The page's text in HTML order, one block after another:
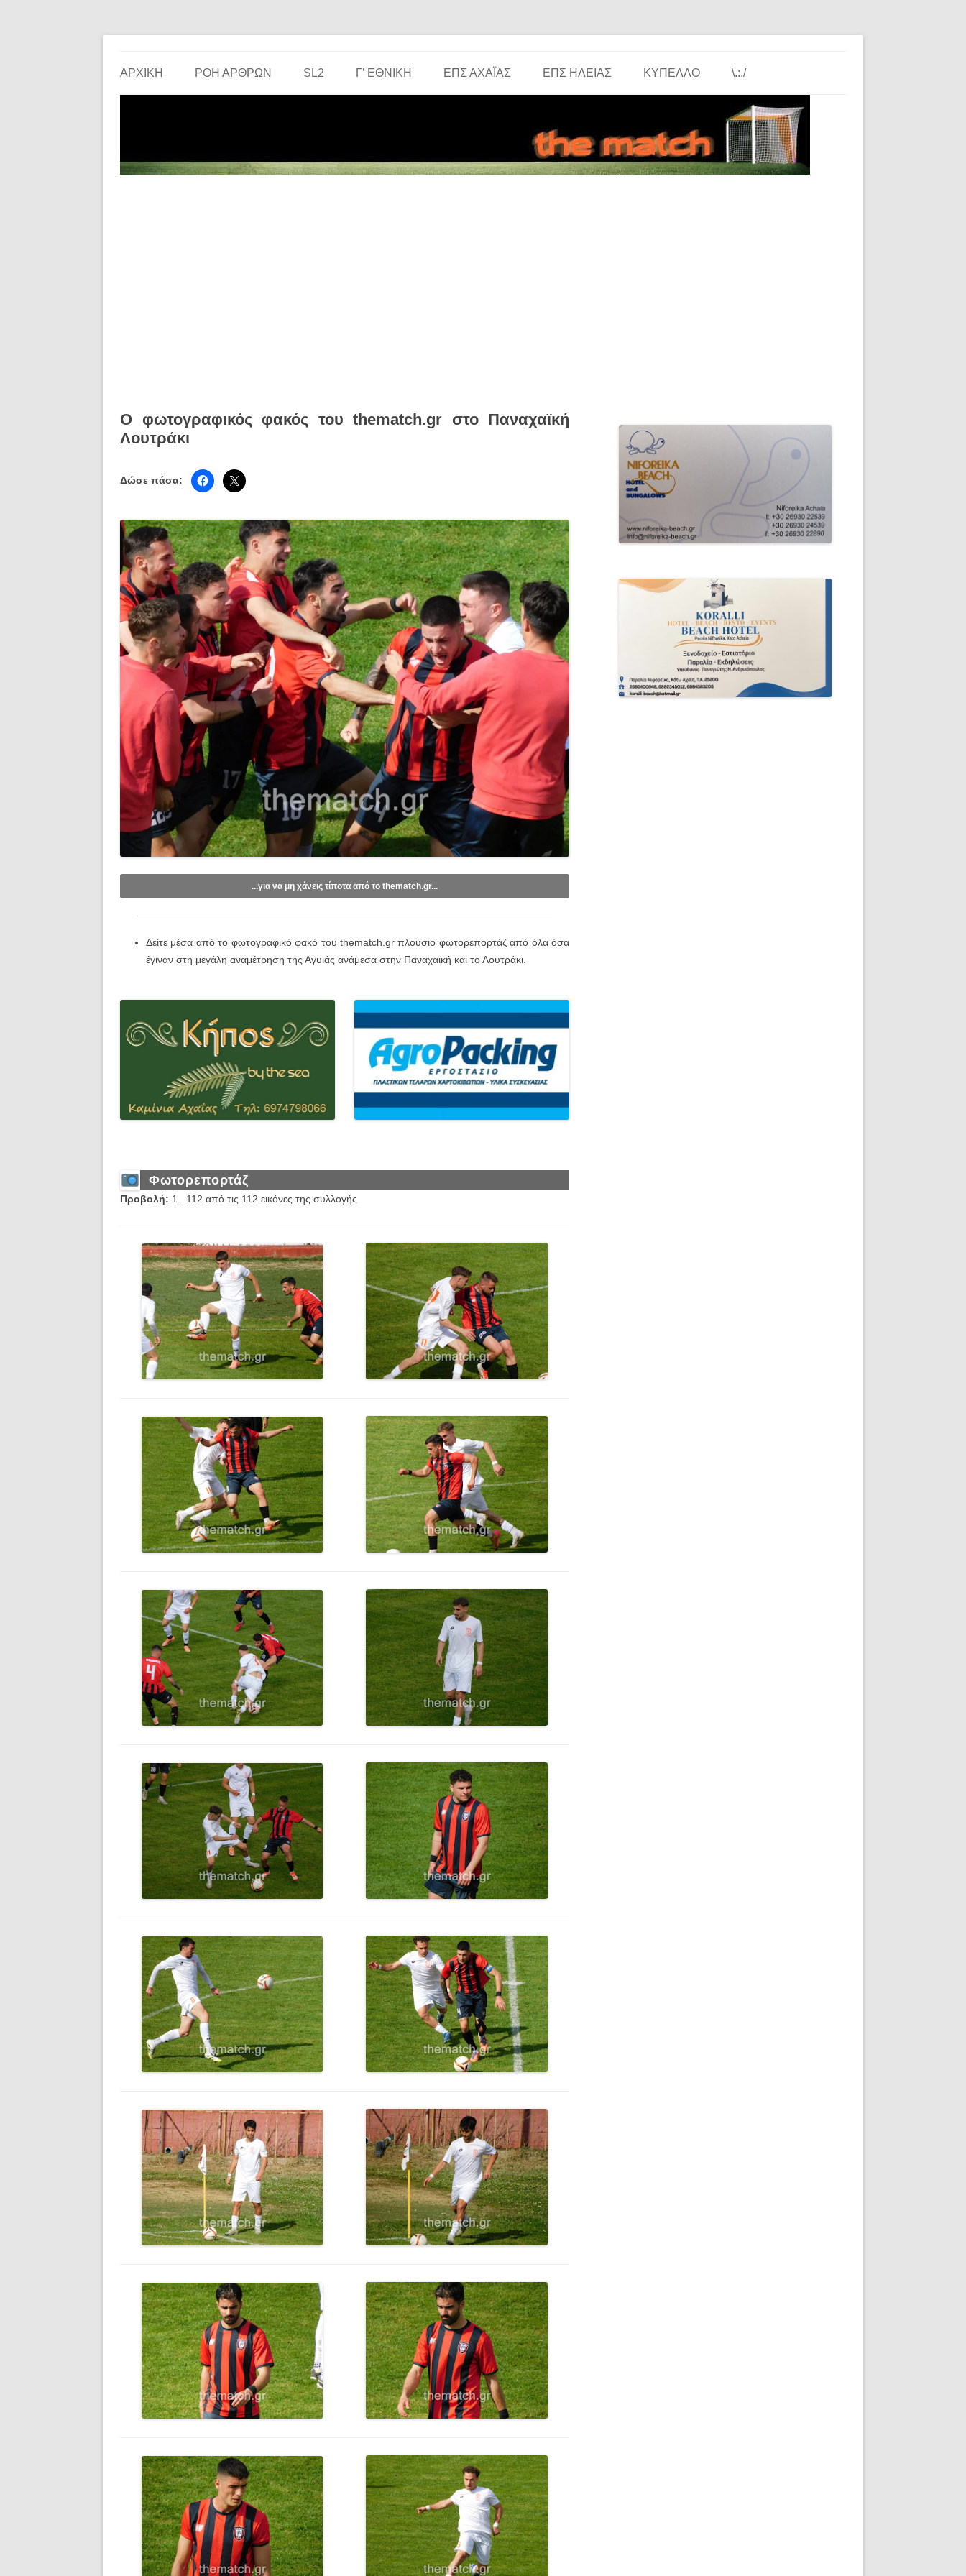
ΑΡΧΙΚΗ ΡΟΗ ΑΡΘΡΩΝ SL2 Γ’ ΕΘΝΙΚΉ ΕΠΣ ΑΧΑΪ́ΑΣ ΕΠΣ ΗΛΕΊΑΣ ΚΎΠΕΛΛΟ \.:./
Ο φωτογραφικός φακός του thematch.gr στο Παναχαϊκή
Λουτράκι
Δώσε πάσα:
...για να μη χάνεις τίποτα από το thematch.gr...
Εγγραφείτε στο κανάλι μας στοYoutube .
Εγγραφείτε στις ενημερώσεις μέσω email (1 email/ημέρα):
Δείτε μέσα από το φωτογραφικό φακό του thematch.gr πλούσιο φωτορεπορτάζ από όλα όσα
έγιναν στη μεγάλη αναμέτρηση της Αγυιάς ανάμεσα στην Παναχαϊκή και το Λουτράκι.
Φωτορεπορτάζ
Προβολή: 1...112 από τις 112 εικόνες της συλλογής